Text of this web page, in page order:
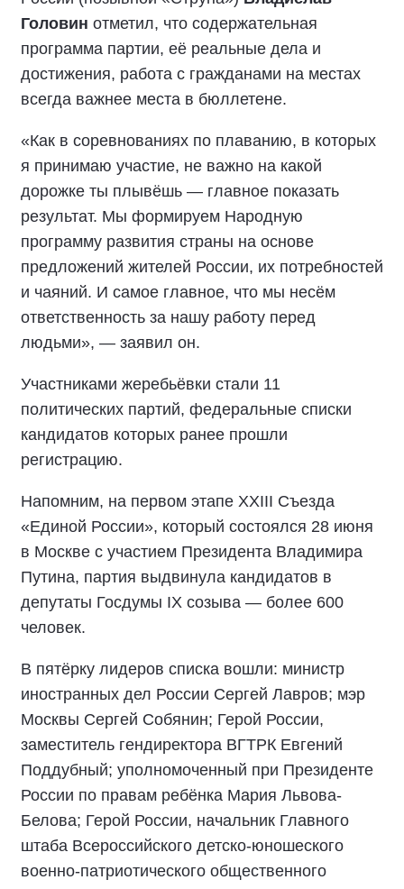
Головин отметил, что содержательная
программа партии, её реальные дела и
достижения, работа с гражданами на местах
всегда важнее места в бюллетене.
«Как в соревнованиях по плаванию, в которых
я принимаю участие, не важно на какой
дорожке ты плывёшь — главное показать
результат. Мы формируем Народную
программу развития страны на основе
предложений жителей России, их потребностей
и чаяний. И самое главное, что мы несём
ответственность за нашу работу перед
людьми», — заявил он.
Участниками жеребьёвки стали 11
политических партий, федеральные списки
кандидатов которых ранее прошли
регистрацию.
Напомним, на первом этапе XXIII Съезда
«Единой России», который состоялся 28 июня
в Москве с участием Президента Владимира
Путина, партия выдвинула кандидатов в
депутаты Госдумы IX созыва — более 600
человек.
В пятёрку лидеров списка вошли: министр
иностранных дел России Сергей Лавров; мэр
Москвы Сергей Собянин; Герой России,
заместитель гендиректора ВГТРК Евгений
Поддубный; уполномоченный при Президенте
России по правам ребёнка Мария Львова-
Белова; Герой России, начальник Главного
штаба Всероссийского детско-юношеского
военно-патриотического общественного